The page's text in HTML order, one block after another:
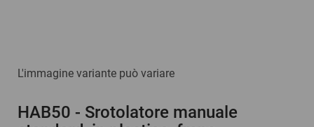
L'immagine variante può variare
HAB50 - Srotolatore manuale